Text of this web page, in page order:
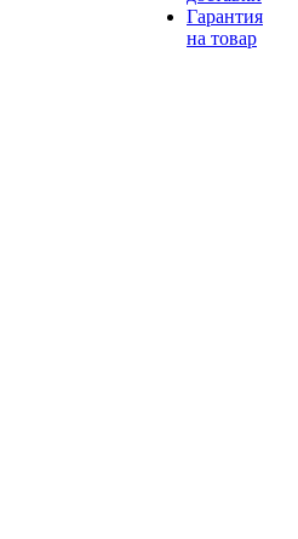
Гарантия
на товар